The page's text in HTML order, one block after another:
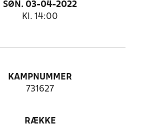
SØN. 03-04-2022
Kl. 14:00
KAMPNUMMER
731627
RÆKKE